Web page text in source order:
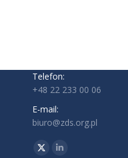
Telefon:
+48 22 233 00 06
E-mail:
biuro@zds.org.pl
Znajdź nas na:
TwitterLinkedin